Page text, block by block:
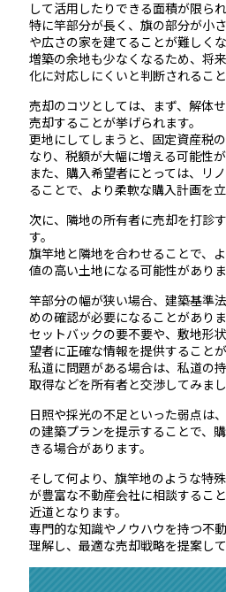
して活用したりできる面積が限られ
特に竿部分が長く、旗の部分が小
や広さの家を建てることが難しく
増築の余地も少なくなるため、将
化に対応しにくいと判断されること
売却のコツとしては、まず、解体
売却することが挙げられます。
更地にしてしまうと、固定資産税
なり、税額が大幅に増える可能性が
また、購入希望者にとっては、リ
ることで、より柔軟な購入計画を
次に、隣地の所有者に売却を打診
す。
旗竿地と隣地を合わせることで、
値の高い土地になる可能性がありま
竿部分の幅が狭い場合、建築基準
めの確認が必要になることがありま
セットバックの要不要や、敷地形
望者に正確な情報を提供することが
私道に問題がある場合は、私道の
取得などを所有者と交渉してみまし
日照や採光の不足といった弱点は
の建築プランを提示することで、
きる場合があります。
そして何より、旗竿地のような特
が豊富な不動産会社に相談するこ
近道となります。
専門的な知識やノウハウを持つ不
理解し、最適な売却戦略を提案し